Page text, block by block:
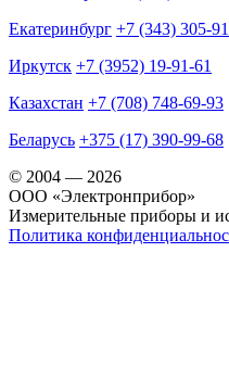
Екатеринбург +7 (343) 305-
Иркутск +7 (3952) 19-91-61
Казахстан +7 (708) 748-69-93
Беларусь +375 (17) 390-99-68
© 2004 — 2026
OOO «Электронприбор»
Измерительные приборы и
Политика